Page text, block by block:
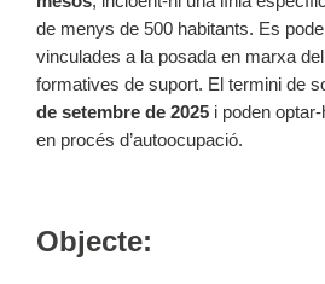
de menys de 500 habitants. Es
vinculades a la posada en marxa
formatives de suport. El termini de
de setembre de 2025 i poden
en procés d’autoocupació.
Objecte: